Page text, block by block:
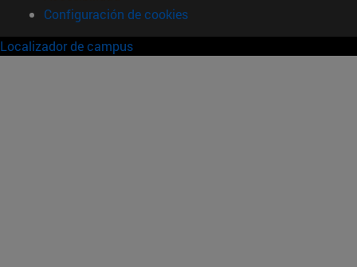
Configuración de cookies
Localizador de campus